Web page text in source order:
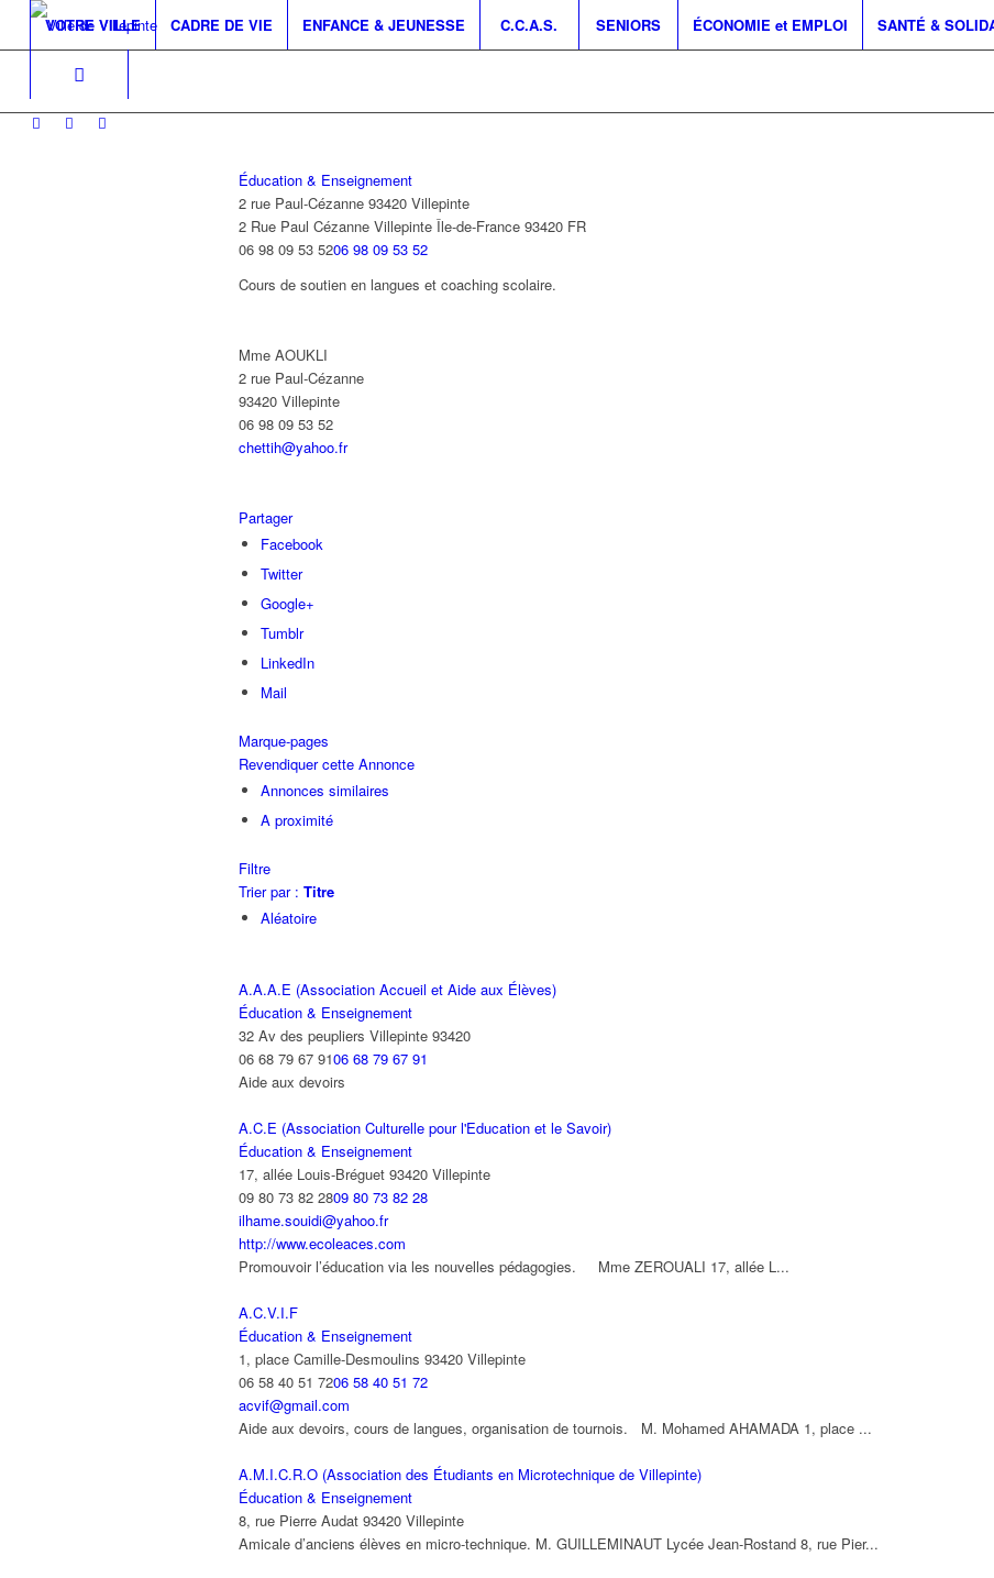
VOTRE VILLE CADRE DE VIE ENFANCE & JEUNESSE C.C.A.S. SENIORS ÉCONOMIE et EMPLOI SANTÉ &
Éducation & Enseignement
2 rue Paul-Cézanne 93420 Villepinte
2 Rue Paul Cézanne Villepinte Île-de-France 93420 FR
06 98 09 53 5206 98 09 53 52
Cours de soutien en langues et coaching scolaire.
Mme AOUKLI
2 rue Paul-Cézanne
93420 Villepinte
06 98 09 53 52
chettih@yahoo.fr
Partager
Facebook
Twitter
Google+
Tumblr
LinkedIn
Mail
Marque-pages
Revendiquer cette Annonce
Annonces similaires
A proximité
Filtre
Trier par : Titre
Aléatoire
A.A.A.E (Association Accueil et Aide aux Élèves)
Éducation & Enseignement
32 Av des peupliers Villepinte 93420
06 68 79 67 9106 68 79 67 91
Aide aux devoirs
A.C.E (Association Culturelle pour l'Education et le Savoir)
Éducation & Enseignement
17, allée Louis-Bréguet 93420 Villepinte
09 80 73 82 2809 80 73 82 28
ilhame.souidi@yahoo.fr
http://www.ecoleaces.com
Promouvoir l’éducation via les nouvelles pédagogies. Mme ZEROUALI 17, allée L...
A.C.V.I.F
Éducation & Enseignement
1, place Camille-Desmoulins 93420 Villepinte
06 58 40 51 7206 58 40 51 72
acvif@gmail.com
Aide aux devoirs, cours de langues, organisation de tournois. M. Mohamed AHAMADA 1, place ...
A.M.I.C.R.O (Association des Étudiants en Microtechnique de Villepinte)
Éducation & Enseignement
8, rue Pierre Audat 93420 Villepinte
Amicale d’anciens élèves en micro-technique. M. GUILLEMINAUT Lycée Jean-Rostand 8, rue Pier...